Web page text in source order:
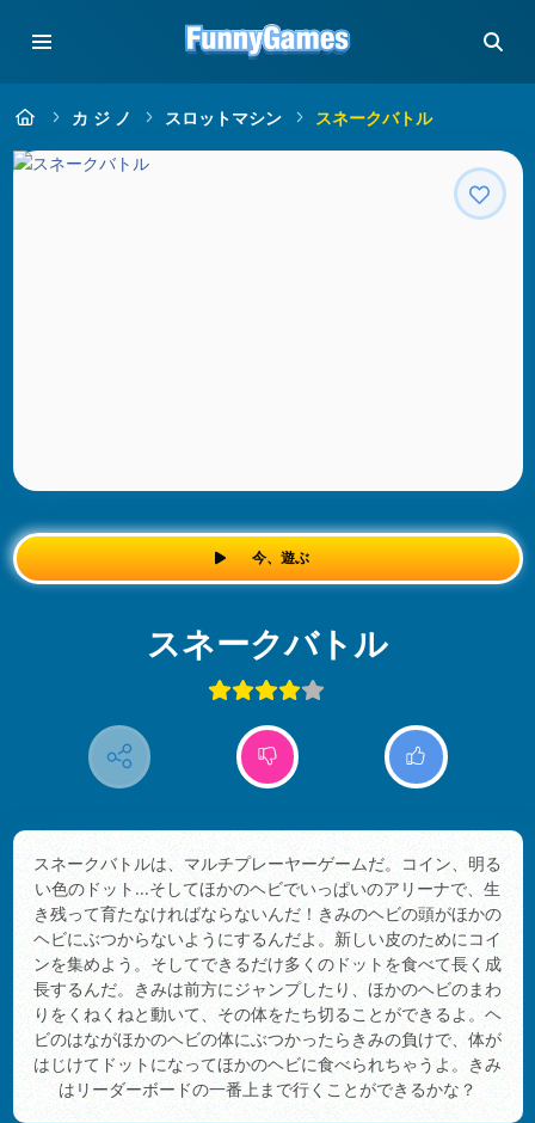
カ ジ ノ スロットマシン スネークバトル
今、遊ぶ
スネークバトル
スネークバトルは、マルチプレーヤーゲームだ。コイン、明る
い色のドット...そしてほかのヘビでいっぱいのアリーナで、生
き残って育たなければならないんだ！きみのヘビの頭がほかの
ヘビにぶつからないようにするんだよ。新しい皮のためにコイ
ンを集めよう。そしてできるだけ多くのドットを食べて長く成
長するんだ。きみは前方にジャンプしたり、ほかのヘビのまわ
りをくねくねと動いて、その体をたち切ることができるよ。ヘ
ビのはながほかのヘビの体にぶつかったらきみの負けで、体が
はじけてドットになってほかのヘビに食べられちゃうよ。きみ
はリーダーボードの一番上まで行くことができるかな？